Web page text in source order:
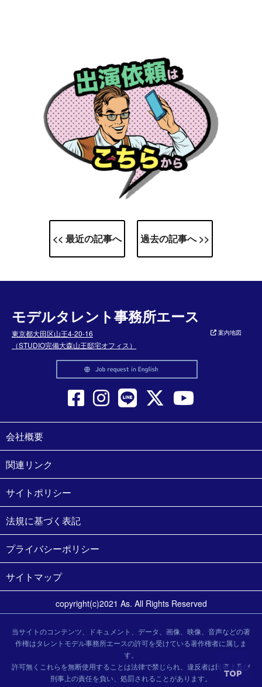
<< 最近の記事へ 過去の記事へ >>
モデルタレント事務所エース
東京都大田区山王4-20-16
（STUDIO完備大森山王邸宅オフィス）
案内地図
会社概要
関連リンク
サイトポリシー
法規に基づく表記
プライバシーポリシー
サイトマップ
copyright(c)2021 As. All Rights Reserved
当サイトのコンテンツ、ドキュメント、データ、画像、映像、音声などの著
作権はタレントモデル事務所エースの許可を受けている著作権者に属しま
す。
許可無くこれらを無断使用することは法律で禁じられ、違反者は民事上及び
刑事上の責任を負い、処罰されることがあります。